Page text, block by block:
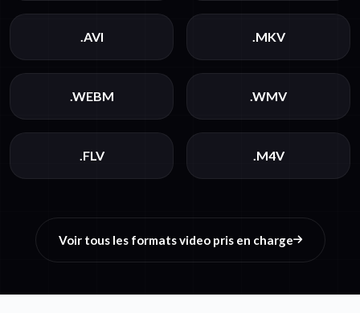
.AVI .MKV
.WEBM .WMV
.FLV .M4V
Voir tous les formats video pris en charge